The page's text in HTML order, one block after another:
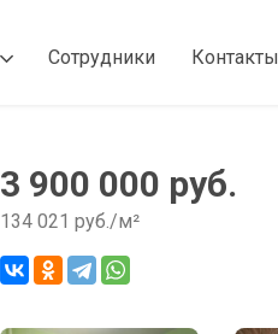
Сотрудники Контакты
3 900 000 руб.
134 021 руб./м²